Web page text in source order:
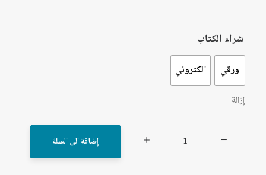
شراء الكتاب
ورقي الكتروني
إزالة
إضافة الى السلة